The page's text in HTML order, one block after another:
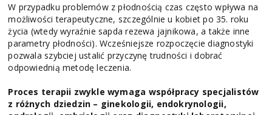
W przypadku problemów z płodnością czas często wpływa na
możliwości terapeutyczne, szczególnie u kobiet po 35. roku
życia (wtedy wyraźnie sapda rezewa jajnikowa, a także inne
parametry płodności). Wcześniejsze rozpoczęcie diagnostyki
pozwala szybciej ustalić przyczynę trudności i dobrać
odpowiednią metodę leczenia.
Proces terapii zwykle wymaga współpracy specjalistów
z różnych dziedzin – ginekologii, endokrynologii,